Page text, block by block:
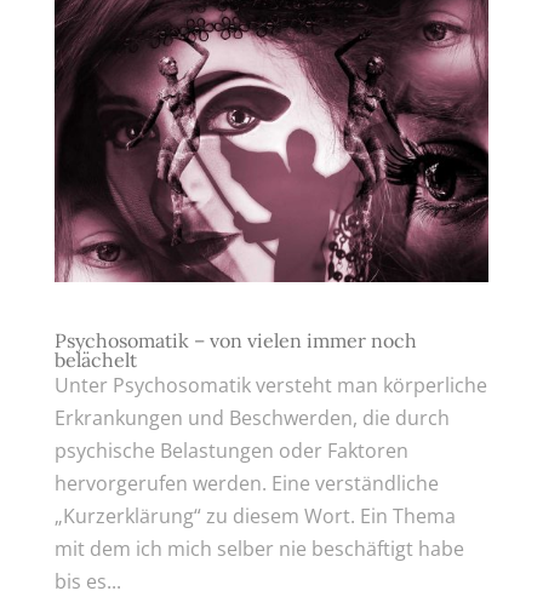
Psychosomatik – von vielen immer noch
belächelt
Unter Psychosomatik versteht man körperliche
Erkrankungen und Beschwerden, die durch
psychische Belastungen oder Faktoren
hervorgerufen werden. Eine verständliche
„Kurzerklärung“ zu diesem Wort. Ein Thema
mit dem ich mich selber nie beschäftigt habe
bis es...